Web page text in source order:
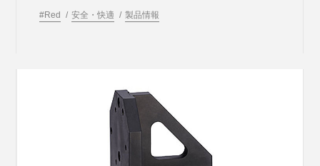
#Red 安全・快適 製品情報